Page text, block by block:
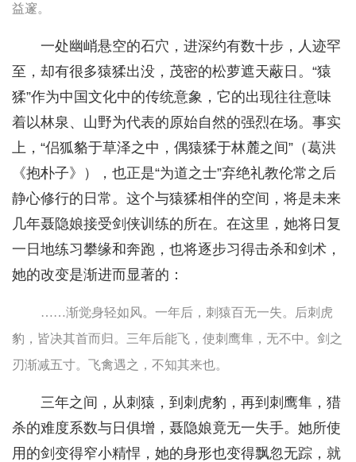
益邃。
一处幽峭悬空的石穴，进深约有数十步，人迹罕
至，却有很多猿猱出没，茂密的松萝遮天蔽日。“猿
猱”作为中国文化中的传统意象，它的出现往往意味
着以林泉、山野为代表的原始自然的强烈在场。事实
上，“侣狐貉于草泽之中，偶猿猱于林麓之间”（葛洪
《抱朴子》），也正是“为道之士”弃绝礼教伦常之后
静心修行的日常。这个与猿猱相伴的空间，将是未来
几年聂隐娘接受剑侠训练的所在。在这里，她将日复
一日地练习攀缘和奔跑，也将逐步习得击杀和剑术，
她的改变是渐进而显著的：
……渐觉身轻如风。一年后，刺猿百无一失。后刺虎
豹，皆决其首而归。三年后能飞，使刺鹰隼，无不中。剑之
刃渐减五寸。飞禽遇之，不知其来也。
三年之间，从刺猿，到刺虎豹，再到刺鹰隼，猎
杀的难度系数与日俱增，聂隐娘竟无一失手。她所使
用的剑变得窄小精悍，她的身形也变得飘忽无踪，就